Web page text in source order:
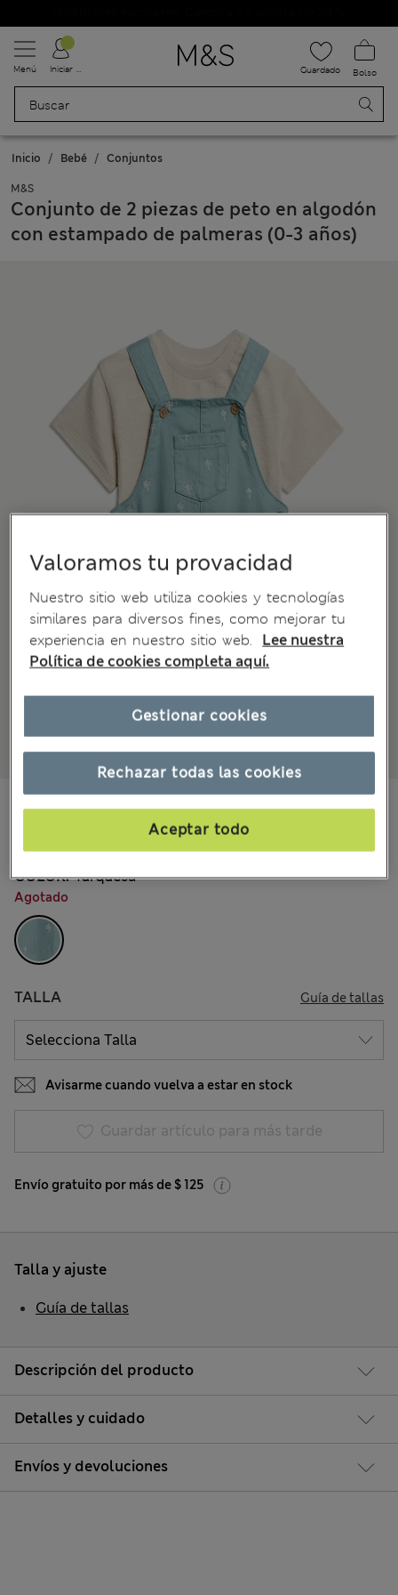
Menú Iniciar sesión Guardado Bolso
Inicio Bebé Conjuntos
M&S
Conjunto de 2 piezas de peto en algodón
con estampado de palmeras (0-3 años)
$38.99
COLOR: Turquesa
Agotado
TALLA Guía de tallas
Avisarme cuando vuelva a estar en stock
Guardar artículo para más tarde
Envío gratuito por más de $ 125
Descripción del producto
Detalles y cuidado
Envíos y devoluciones
Talla y ajuste
Guía de tallas
Valoramos tu provacidad
Nuestro sitio web utiliza cookies y tecnologías
similares para diversos fines, como mejorar tu
experiencia en nuestro sitio web.
Lee nuestra
Política de cookies completa aquí.
Rechazar todas las cookies
Aceptar todo
Gestionar cookies